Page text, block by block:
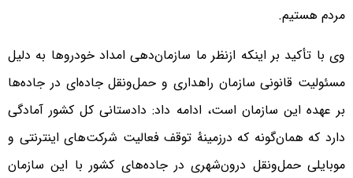
مردم هستیم.
وی با تأکید بر اینکه ازنظر ما سازمان‌دهی امداد خودروها به دلیل
مسئولیت قانونی سازمان راهداری و حمل‌ونقل جاده‌ای در جاده‌ها
بر عهده این سازمان است، ادامه داد: دادستانی کل کشور آمادگی
دارد که همان‌گونه که درزمینهٔ توقف فعالیت شرکت‌های اینترنتی و
موبایلی حمل‌ونقل درون‌شهری در جاده‌های کشور با این سازمان